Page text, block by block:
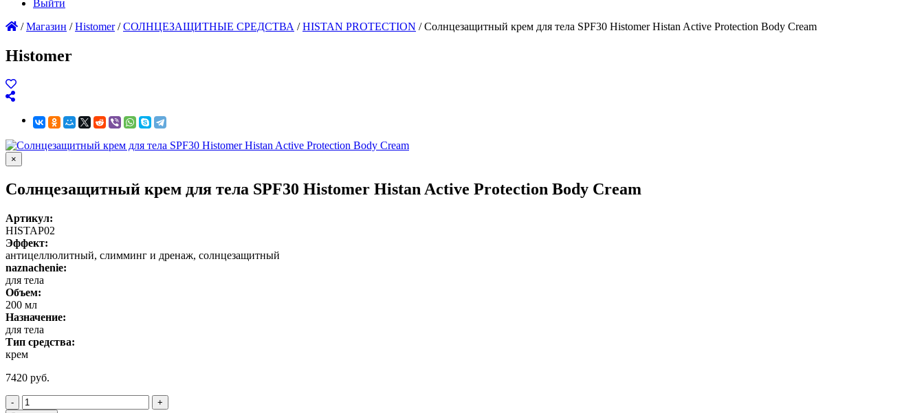
Выйти
/Магазин /Histomer/СОЛНЦЕЗАЩИТНЫЕ СРЕДСТВА /HISTAN PROTECTION /Солнцезащитный крем для тела SPF30 Histomer Histan Active Protection Body Cream
Histomer
×
Солнцезащитный крем для тела SPF30 Histomer Histan Active Protection Body Cream
Артикул:
HISTAP02
Эффект:
антицеллюлитный, слимминг и дренаж, солнцезащитный
naznachenie:
для тела
Объем:
200 мл
Назначение:
для тела
Тип средства:
крем
7420 руб.
Количество
-
+